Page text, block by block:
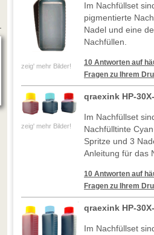
zeig' mehr Bilder!
Im Nachfüllset
pigmentierte
Nadel und eine
Nachfüllen.
10 Antworten auf
Fragen zu Ihrem
zeig' mehr Bilder!
qraexink HP-
Im Nachfüllset
Nachfülltinte
Spritze und 3
Anleitung für das
10 Antworten auf
Fragen zu Ihrem
qraexink HP-
Im Nachfüllset